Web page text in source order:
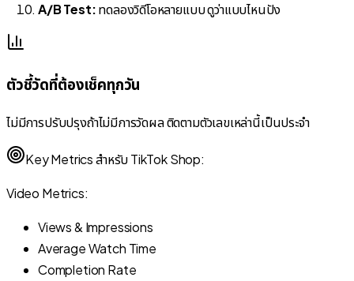
A/B Test:ทดลองวิดีโอหลายแบบ ดูว่าแบบไหนปัง
ตัวชี้วัดที่ต้องเช็คทุกวัน
ไม่มีการปรับปรุงถ้าไม่มีการวัดผล ติดตามตัวเลขเหล่านี้เป็นประจำ
Key Metrics สำหรับ TikTok Shop:
Video Metrics:
Views & Impressions
Average Watch Time
Completion Rate